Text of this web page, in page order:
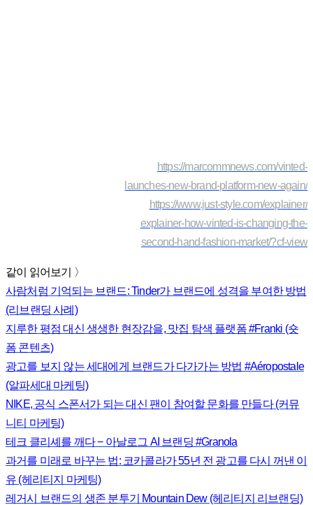
https://marcommnews.com/vinted-
launches-new-brand-platform-new-again/
https://www.just-style.com/explainer/
explainer-how-vinted-is-changing-the-
second-hand-fashion-market/?cf-view
같이 읽어보기 〉
사람처럼 기억되는 브랜드: Tinder가 브랜드에 성격을 부여한 방법
(리브랜딩 사례)
지루한 평점 대신 생생한 현장감을, 맛집 탐색 플랫폼 #Franki (숏
폼 콘텐츠)
광고를 보지 않는 세대에게 브랜드가 다가가는 방법 #Aéropostale
(알파세대 마케팅)
NIKE, 공식 스폰서가 되는 대신 팬이 참여할 문화를 만들다 (커뮤
니티 마케팅)
테크 클리셰를 깨다 − 아날로그 AI 브랜딩 #Granola
과거를 미래로 바꾸는 법: 코카콜라가 55년 전 광고를 다시 꺼낸 이
유 (헤리티지 마케팅)
레거시 브랜드의 생존 분투기 Mountain Dew (헤리티지 리브랜딩)